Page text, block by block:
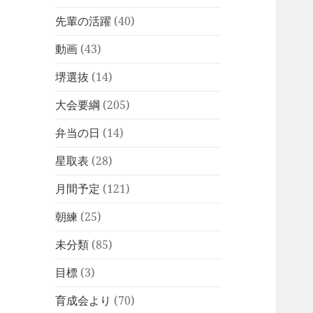
先輩の活躍 (40)
動画 (43)
堺選抜 (14)
大会要綱 (205)
弁当の日 (14)
星取表 (28)
月間予定 (121)
朝練 (25)
未分類 (85)
目標 (3)
育成会より (70)